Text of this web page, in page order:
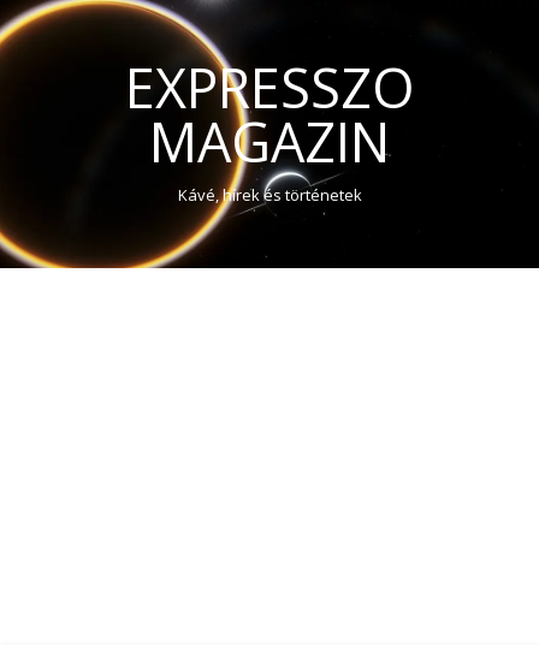
EXPRESSZO
MAGAZIN
Kávé, hírek és történetek